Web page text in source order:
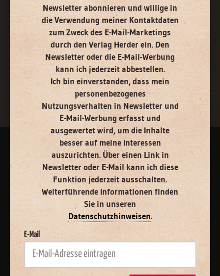
E-Mail
Jetzt anmelden
AGB und Widerrufsbelehrung Datenschutz Barrierefreiheit
Impressum
Vertrag widerrufen Abo online kündigen
Newsletter abonnieren und willige in
die Verwendung meiner Kontaktdaten
zum Zweck des E-Mail-Marketings
durch den Verlag Herder ein. Den
Newsletter oder die E-Mail-Werbung
kann ich jederzeit abbestellen.
Ich bin einverstanden, dass mein
personenbezogenes
Nutzungsverhalten in Newsletter und
E-Mail-Werbung erfasst und
ausgewertet wird, um die Inhalte
besser auf meine Interessen
auszurichten. Über einen Link in
Newsletter oder E-Mail kann ich diese
Funktion jederzeit ausschalten.
Weiterführende Informationen finden
Sie in unseren
Datenschutzhinweisen.
E-Mail